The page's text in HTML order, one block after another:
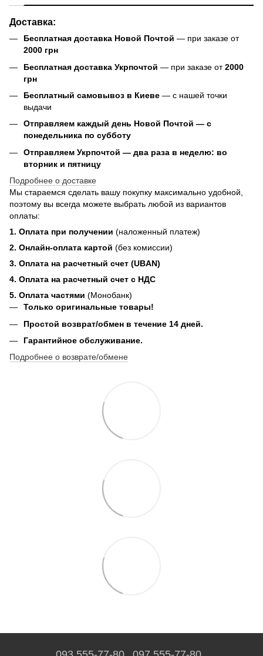
Доставка:
Бесплатная доставка Новой Почтой — при заказе от
2000 грн
Бесплатная доставка Укрпочтой — при заказе от2000
грн
Бесплатный самовывоз в Киеве — с нашей точки
выдачи
Отправляем каждый день Новой Почтой — с
понедельника по субботу
Отправляем Укрпочтой — два раза в неделю: во
вторник и пятницу
Подробнее о доставке
Мы стараемся сделать вашу покупку максимально удобной,
поэтому вы всегда можете выбрать любой из вариантов
оплаты:
1. Оплата при получении (наложенный платеж)
2. Онлайн-оплата картой (без комиссии)
3. Оплата на расчетный счет (UBAN)
4. Оплата на расчетный счет с НДС
5. Оплата частями (Монобанк)
Только оригинальные товары!
Простой возврат/обмен в течение 14 дней.
Гарантийное обслуживание.
Подробнее о возврате/обмене